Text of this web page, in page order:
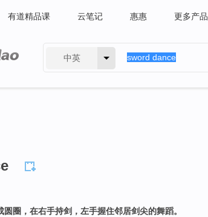
有道精品课 云笔记 惠惠 更多产品
中英
圈，在右手持剑，左手握住邻居剑尖的舞蹈。